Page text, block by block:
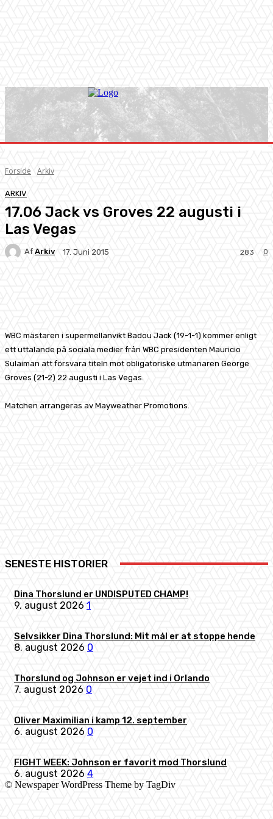
Forside Arkiv
ARKIV
17.06 Jack vs Groves 22 augusti i
Las Vegas
Af Arkiv 17. Juni 2015 0
283
WBC mästaren i supermellanvikt Badou Jack (19-1-1) kommer enligt
ett uttalande på sociala medier från WBC presidenten Mauricio
Sulaiman att försvara titeln mot obligatoriske utmanaren George
Groves (21-2) 22 augusti i Las Vegas.
Matchen arrangeras av Mayweather Promotions.
SENESTE HISTORIER
Dina Thorslund er UNDISPUTED CHAMP!
9. august 2026 1
Selvsikker Dina Thorslund: Mit mål er at stoppe hende
8. august 2026 0
Thorslund og Johnson er vejet ind i Orlando
7. august 2026 0
Oliver Maximilian i kamp 12. september
6. august 2026 0
FIGHT WEEK: Johnson er favorit mod Thorslund
6. august 2026 4
© Newspaper WordPress Theme by TagDiv